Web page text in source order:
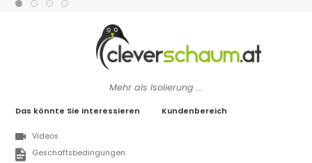
Mehr als Isolierung ...
Das könnte Sie interessieren
Videos
Geschäftsbedingungen
Kundenbereich